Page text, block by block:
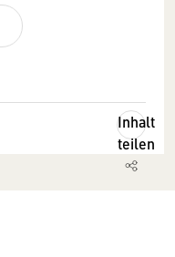
Inhalt
teilen